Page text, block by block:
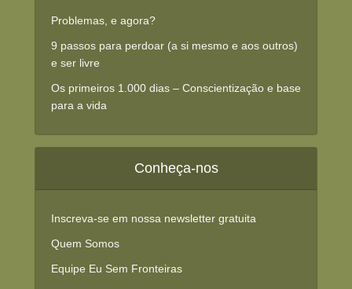
Problemas, e agora?
9 passos para perdoar (a si mesmo e aos outros)
e ser livre
Os primeiros 1.000 dias – Conscientização e base
para a vida
Conheça-nos
Inscreva-se em nossa newsletter gratuita
Quem Somos
Equipe Eu Sem Fronteiras